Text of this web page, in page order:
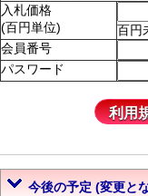
入札価格
(百円単位)
百円
会員番号
パスワード
今後の予定 (変更と